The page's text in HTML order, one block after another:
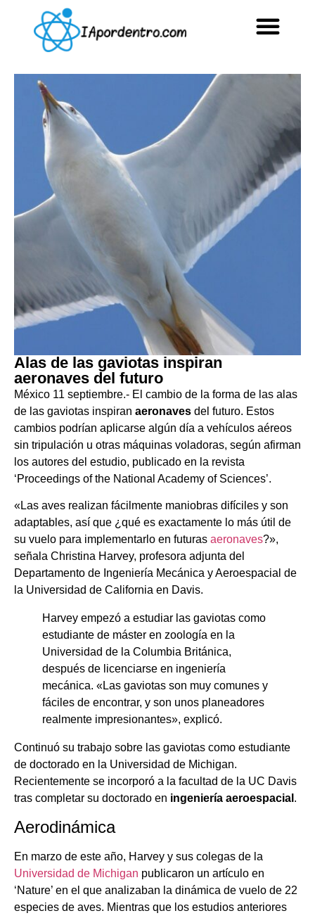
Alas de las gaviotas inspiran
aeronaves del futuro
México 11 septiembre.- El cambio de la forma de las alas
de las gaviotas inspiran aeronaves del futuro. Estos
cambios podrían aplicarse algún día a vehículos aéreos
sin tripulación u otras máquinas voladoras, según afirman
los autores del estudio, publicado en la revista
‘Proceedings of the National Academy of Sciences’.
«Las aves realizan fácilmente maniobras difíciles y son
adaptables, así que ¿qué es exactamente lo más útil de
su vuelo para implementarlo en futuras aeronaves?»,
señala Christina Harvey, profesora adjunta del
Departamento de Ingeniería Mecánica y Aeroespacial de
la Universidad de California en Davis.
Harvey empezó a estudiar las gaviotas como
estudiante de máster en zoología en la
Universidad de la Columbia Británica,
después de licenciarse en ingeniería
mecánica. «Las gaviotas son muy comunes y
fáciles de encontrar, y son unos planeadores
realmente impresionantes», explicó.
Continuó su trabajo sobre las gaviotas como estudiante
de doctorado en la Universidad de Michigan.
Recientemente se incorporó a la facultad de la UC Davis
tras completar su doctorado en ingeniería aeroespacial .
Aerodinámica
En marzo de este año, Harvey y sus colegas de la
Universidad de Michigan publicaron un artículo en
‘Nature’ en el que analizaban la dinámica de vuelo de 22
especies de aves. Mientras que los estudios anteriores